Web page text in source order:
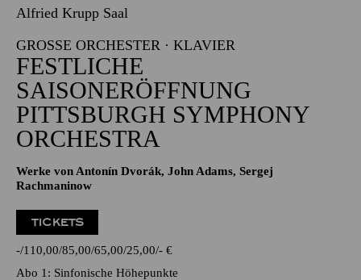
Alfried Krupp Saal
GROSSE ORCHESTER · KLAVIER
FESTLICHE
SAISONERÖFFNUNG
PITTSBURGH SYMPHONY
ORCHESTRA
Werke von Antonín Dvorák, John Adams, Sergej
Rachmaninow
TICKETS
- 110,00 85,00 65,00 25,00 - €
Abo 1: Sinfonische Höhepunkte